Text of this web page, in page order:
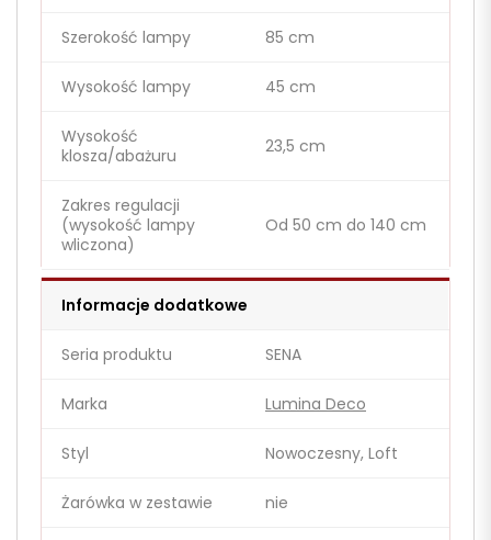
Szerokość lampy 85 cm
Wysokość lampy 45 cm
Wysokość
klosza/abażuru
23,5 cm
Zakres regulacji
(wysokość lampy
wliczona)
Od 50 cm do 140 cm
Informacje dodatkowe
Seria produktu SENA
Marka Lumina Deco
Styl Nowoczesny, Loft
Żarówka w zestawie nie